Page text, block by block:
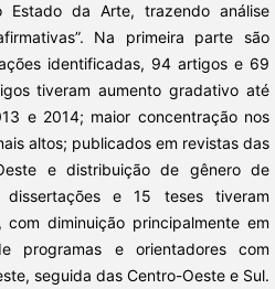
Estado da Arte, trazendo análise
Na primeira parte são
identificadas, 94 artigos e 69
tiveram aumento gradativo até
e 2014; maior concentração nos
altos; publicados em revistas das
e distribuição de gênero de
e 15 teses tiveram
diminuição principalmente em
programas e orientadores com
seguida das Centro-Oeste e Sul.